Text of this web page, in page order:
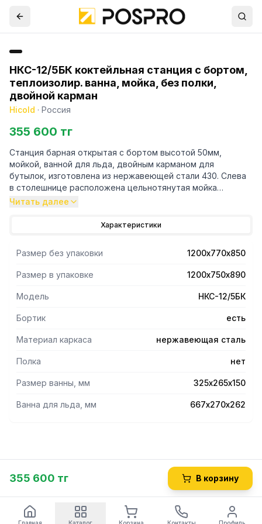
НКС-12/5БК коктейльная станция с бортом,
теплоизолир. ванна, мойка, без полки,
двойной карман
Hicold · Россия
355 600 тг
Станция барная открытая с бортом высотой 50мм,
мойкой, ванной для льда, двойным карманом для
бутылок, изготовлена из нержавеющей стали 430. Слева
в столешнице расположена цельнотянутая мойка
размером 325х265х150мм, со сливным отверстием под
теплоизолированная ванна для льда, размером
напитков обеспечивает бармену беспрепятственный
доступ к бутылкам. Предусмотрены технологические
отверстия для коммуникаций. Глубина модуля с карманом
- 770мм. Ножки регулируются по высоте.
Читать далее
Характеристики
Размер без упаковки 1200х770х850
Размер в упаковке 1200х750х890
Модель НКС-12/5БК
Бортик есть
Материал каркаса нержавеющая сталь
Полка нет
Размер ванны, мм 325х265х150
Ванна для льда, мм 667х270х262
355 600 тг В корзину
Главная Каталог Корзина Контакты Профиль